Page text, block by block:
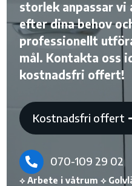
storlek anpassar vi
efter dina behov
professionellt
mål. Kontakta oss
kostnadsfri offert!
Kostnadsfri offert
 070-109 29 02
⟡ Arbete i våtrum ⟡